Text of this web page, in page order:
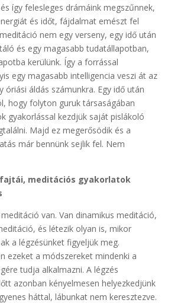
így felesleges drámáink megszűnnek,
és időt, fájdalmat emészt fel
nem egy verseny, egy idő után
és egy magasabb tudatállapotban,
kerülünk. Így a forrással
egy magasabb intelligencia veszi át az
óriási áldás számunkra. Egy idő után
hogy folyton guruk társaságában
gyakorlással kezdjük saját pislákoló
Majd ez megerősödik és a
már bennünk sejlik fel. Nem
meditációs gyakorlatok
van. Van dinamikus meditáció,
és létezik olyan is, mikor
a légzésünket figyeljük meg.
ezeket a módszereket mindenki a
tudja alkalmazni. A légzés
azonban kényelmesen helyezkedjünk
háttal, lábunkat nem keresztezve.